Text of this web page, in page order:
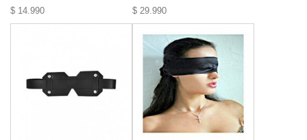
$ 14.990 $ 29.990